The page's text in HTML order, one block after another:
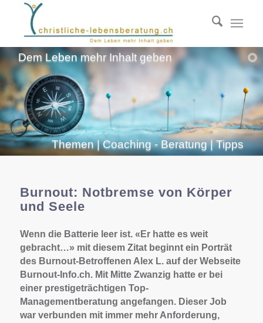
Dem Leben mehr Inhalt geben
Themen | Coaching - Beratung | Tipps
Burnout: Notbremse von Körper
und Seele
Wenn die Batterie leer ist. «Er hatte es weit
gebracht…» mit diesem Zitat beginnt ein Porträt
des Burnout-Betroffenen Alex L. auf der Webseite
Burnout-Info.ch. Mit Mitte Zwanzig hatte er bei
einer prestigeträchtigen Top-
Managementberatung angefangen. Dieser Job
war verbunden mit immer mehr Anforderung,